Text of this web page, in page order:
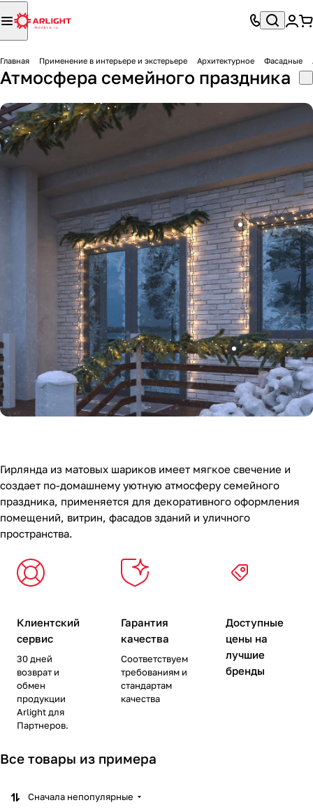
Главная Применение в интерьере и экстерьере Архитектурное Фасадные
Атмосфера семейного праздника
Гирлянда из матовых шариков имеет мягкое свечение и
создает по-домашнему уютную атмосферу семейного
праздника, применяется для декоративного оформления
помещений, витрин, фасадов зданий и уличного
пространства.
Клиентский
сервис
30 дней
возврат и
обмен
продукции
Arlight для
Партнеров.
Гарантия
качества
Соответствуем
требованиям и
стандартам
качества
Доступные
цены на
лучшие
бренды
Все товары из примера
Сначала непопулярные